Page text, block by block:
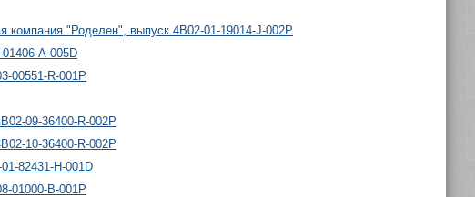
компания "Роделен", выпуск 4B02-01-19014-J-002P
A-005D
00551-R-001P
09-36400-R-002P
10-36400-R-002P
82431-H-001D
01000-B-001P